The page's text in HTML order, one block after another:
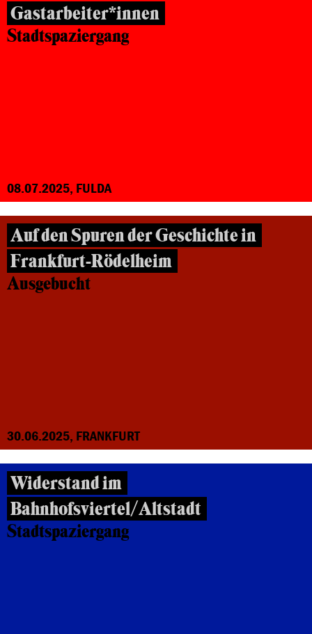
Gastarbeiter*innen
Stadtspaziergang
08.07.2025, FULDA
Auf den Spuren der Geschichte in
Frankfurt-Rödelheim
Ausgebucht
30.06.2025, FRANKFURT
Widerstand im
Bahnhofsviertel/Altstadt
Stadtspaziergang